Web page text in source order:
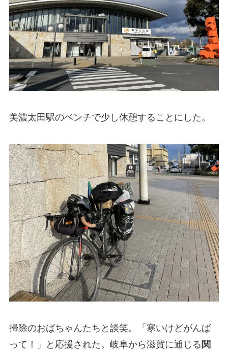
美濃太田駅のベンチで少し休憩することにした。
掃除のおばちゃんたちと談笑。「寒いけどがんば
って！」と応援された。岐阜から滋賀に通じる 関